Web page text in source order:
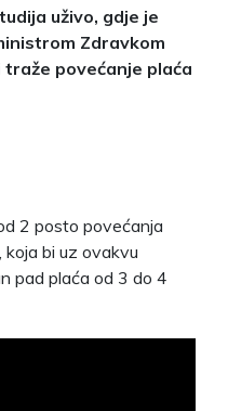
uživo, gdje je
Zdravkom
povećanje plaća
2 posto povećanja
koja bi uz ovakvu
pad plaća od 3 do 4